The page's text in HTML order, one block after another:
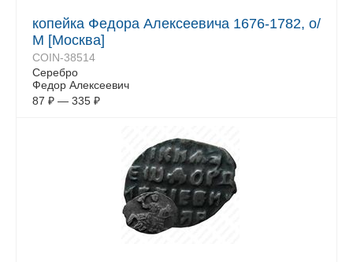
копейка Федора Алексеевича 1676-1782, о/
М [Москва]
COIN-38514
Серебро
Федор Алексеевич
87 ₽ — 335 ₽